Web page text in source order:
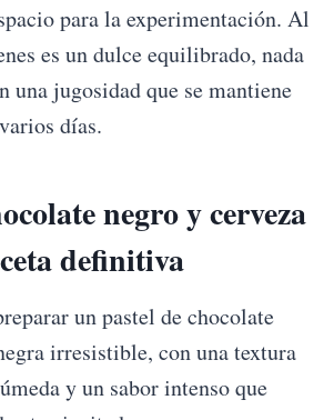
para la experimentación. Al
es un dulce equilibrado, nada
una jugosidad que se mantiene
días.
negro y cerveza
definitiva
un pastel de chocolate
irresistible, con una textura
y un sabor intenso que